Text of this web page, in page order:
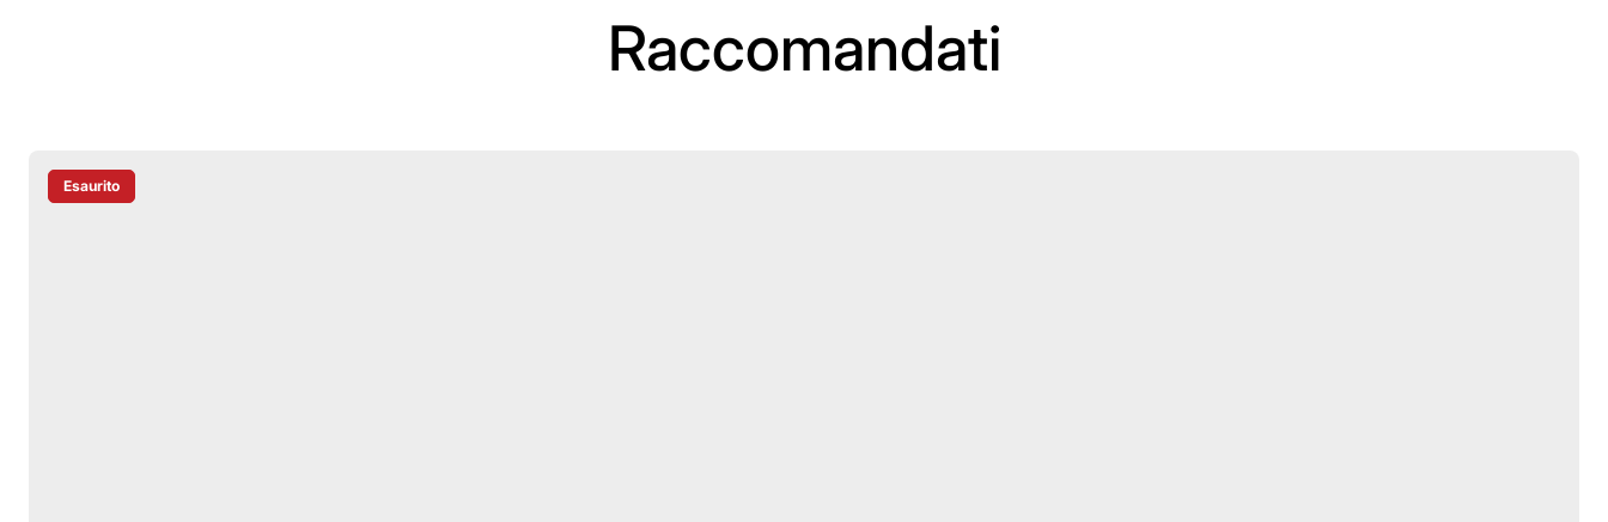
Raccomandati
Etichetta Del Prodotto:
Esaurito